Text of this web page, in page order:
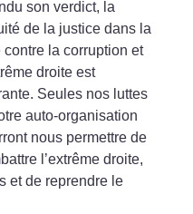
son verdict, la
de la justice dans la
contre la corruption et
droite est
Seules nos luttes
auto-organisation
nous permettre de
l’extrême droite,
et de reprendre le